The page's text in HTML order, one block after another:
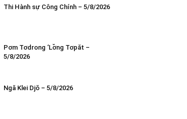
Thi Hành sự Công Chính – 5/8/2026
Pơm Tơdrong ‘Lơ̆ng Tơpăt –
5/8/2026
Ngă Klei Djŏ – 5/8/2026